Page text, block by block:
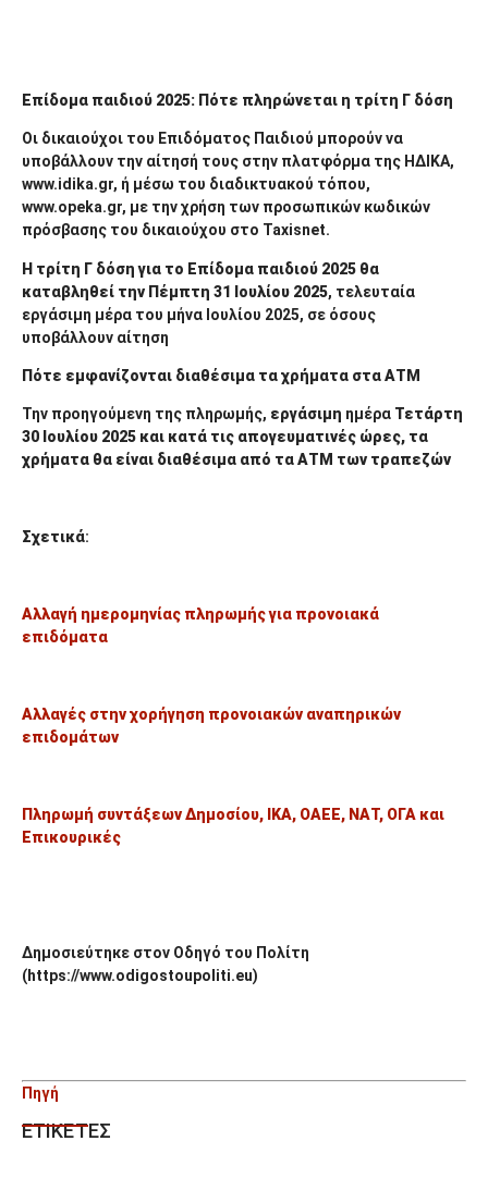
Επίδομα παιδιού 2025: Πότε πληρώνεται η τρίτη Γ δόση
Οι δικαιούχοι του Επιδόματος Παιδιού μπορούν να
υποβάλλουν την αίτησή τους στην πλατφόρμα της ΗΔΙΚΑ,
www.idika.gr, ή μέσω του διαδικτυακού τόπου,
www.opeka.gr, με την χρήση των προσωπικών κωδικών
πρόσβασης του δικαιούχου στο Taxisnet.
Η τρίτη Γ δόση για το Επίδομα παιδιού 2025 θα
καταβληθεί την Πέμπτη 31 Ιουλίου 2025, τελευταία
εργάσιμη μέρα του μήνα Ιουλίου 2025, σε όσους
υποβάλλουν αίτηση
Πότε εμφανίζονται διαθέσιμα τα χρήματα στα ΑΤΜ
Την προηγούμενη της πληρωμής, εργάσιμη ημέρα Τετάρτη
30 Ιουλίου 2025 και κατά τις απογευματινές ώρες, τα
χρήματα θα είναι διαθέσιμα από τα ΑΤΜ των τραπεζών
Σχετικά:
Αλλαγή ημερομηνίας πληρωμής για προνοιακά
επιδόματα
Αλλαγές στην χορήγηση προνοιακών αναπηρικών
επιδομάτων
Πληρωμή συντάξεων Δημοσίου, ΙΚΑ, ΟΑΕΕ, ΝΑΤ, ΟΓΑ και
Επικουρικές
Δημοσιεύτηκε στον Οδηγό του Πολίτη
(https://www.odigostoupoliti.eu)
Πηγή
ΕΤΙΚΕΤΕΣ